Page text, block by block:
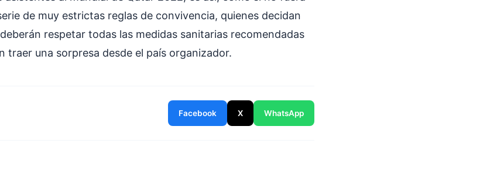
de muy estrictas reglas de convivencia, quienes decidan
respetar todas las medidas sanitarias recomendadas
traer una sorpresa desde el país organizador.
Facebook X WhatsApp